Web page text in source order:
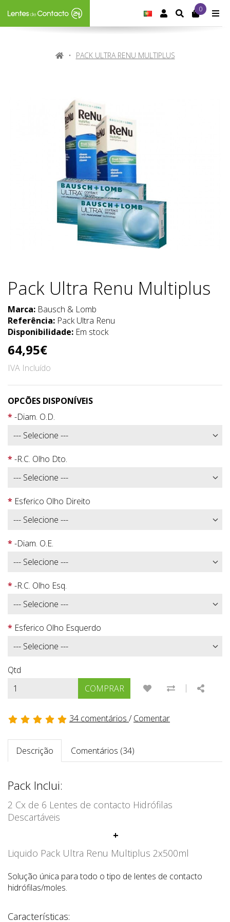
IDIOMA:
PORTUGUÊS
CONTA DE
SEARCH
0
HOMEPACK ULTRA RENU MULTIPLUS
Pack Ultra Renu Multiplus
Marca: Bausch & Lomb
Referência: Pack Ultra Renu
Disponibilidade: Em stock
64,95€
IVA Incluído
OPCÕES DISPONÍVEIS
-Diam. O.D.
-R.C. Olho Dto.
Esferico Olho Direito
-Diam. O.E.
-R.C. Olho Esq.
Esferico Olho Esquerdo
Qtd
COMPRAR
ADICIONAR À LISTA
COMPARAR
| SHARE
34 comentários /Comentar
Descrição Comentários (34)
Pack Inclui:
2 Cx de 6 Lentes de contacto Hidrófilas
Descartáveis
+
Liquido Pack Ultra Renu Multiplus 2x500ml
Solução única para todo o tipo de lentes de contacto
hidrófilas/moles.
Características: